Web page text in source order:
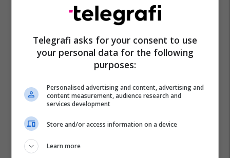
Telegrafi asks for your consent to use
your personal data for the following
purposes:
Personalised advertising and content, advertising and
content measurement, audience research and
services development
Store and/or access information on a device
Learn more